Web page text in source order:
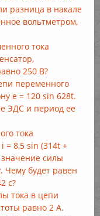
разница в накале
вольтметром,
тока
250 В?
переменного
е = 120 sin 628t.
ЭДС и период ее
тока
= 8,5 sin (314t +
силы
Чему будет равен
с?
тока в цепи
равно 2 А.